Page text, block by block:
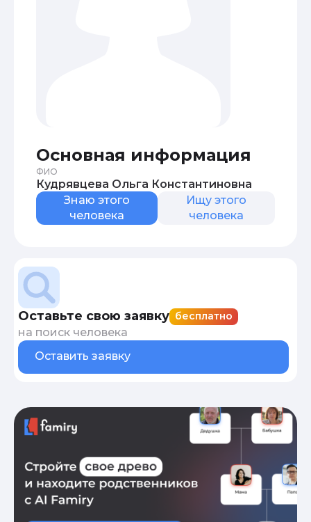
Основная информация
ФИО
Кудрявцева Ольга Константиновна
Знаю этого
человека
Ищу этого
человека
Оставьте свою заявку бесплатно
на поиск человека
Оставить заявку